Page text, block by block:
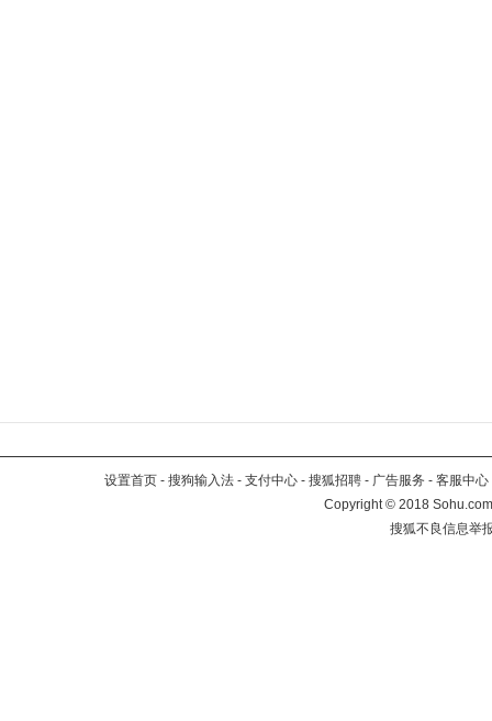
设置首页 - 搜狗输入法 - 支付中心 - 搜狐招聘 - 广告服务 - 客服中心
Copyright©2018
搜狐不良信息举